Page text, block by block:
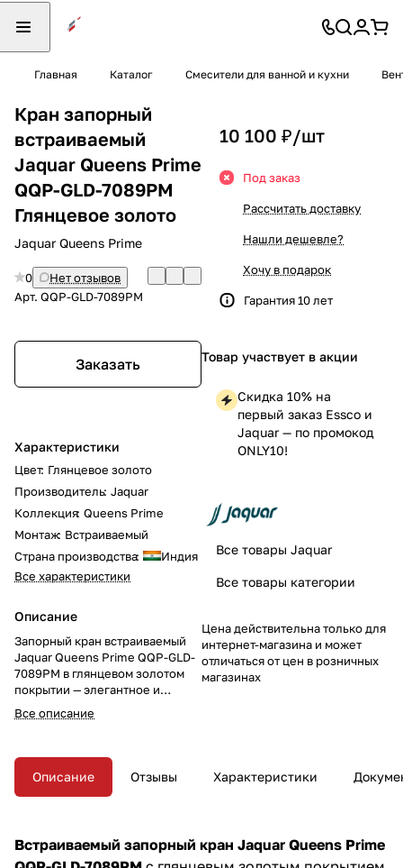
Главная Каталог Смесители для ванной и кухни
Кран запорный
встраиваемый
Jaquar Queens Prime
QQP-GLD-7089PM
Глянцевое золото
Jaquar Queens Prime
0
Нет отзывов
Арт. QQP-GLD-7089PM
Заказать
Характеристики
Цвет: Глянцевое золото
Производитель: Jaquar
Коллекция: Queens Prime
Монтаж: Встраиваемый
Страна производства:
Индия
Все характеристики
Описание
Запорный кран встраиваемый
Jaquar Queens Prime QQP-GLD-
7089PM в глянцевом золотом
покрытии — элегантное и
функциональное решение для
роскошного интерьера ванной
Все описание
10 100 ₽/шт
Под заказ
Рассчитать доставку
Нашли дешевле?
Хочу в подарок
Гарантия 10 лет
Товар участвует в акции
Скидка 10% на
первый заказ Essco и
Jaquar — по промокод
ONLY10!
Все товары Jaquar
Все товары категории
Цена действительна только для
интернет-магазина и может
отличаться от цен в розничных
магазинах
Описание Отзывы Характеристики
Встраиваемый запорный кран Jaquar Queens Prime